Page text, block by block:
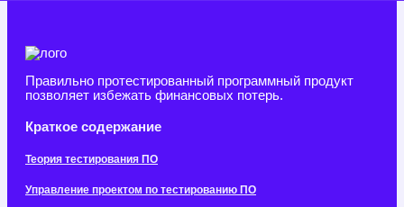
Правильно протестированный программный продукт
позволяет избежать финансовых потерь.
Краткое содержание
Теория тестирования ПО
Управление проектом по тестированию ПО